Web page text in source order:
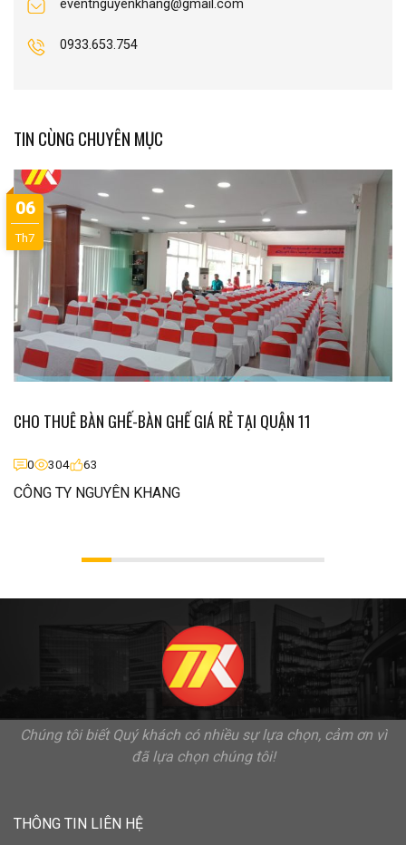
eventnguyenkhang@gmail.com
0933.653.754
TIN CÙNG CHUYÊN MỤC
CHO THUÊ BÀN GHẾ-BÀN GHẾ GIÁ RẺ TẠI QUẬN 11
0 304 63
CÔNG TY NGUYÊN KHANG
06
Th7
Chúng tôi biết Quý khách có nhiều sự lựa chọn, cảm ơn vì
đã lựa chọn chúng tôi!
THÔNG TIN LIÊN HỆ